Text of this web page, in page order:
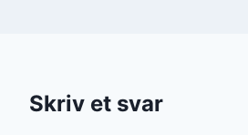
Skriv et svar